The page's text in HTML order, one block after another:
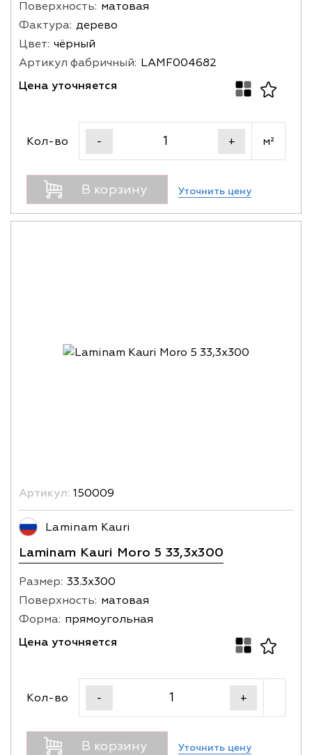
Поверхность: матовая
Фактура: дерево
Цвет: чёрный
Артикул фабричный: LAMF004682
Цена уточняется
Кол-во - + м²
В корзину Уточнить цену
Артикул: 150009
Laminam Kauri
Laminam Kauri Moro 5 33,3x300
Размер: 33.3х300
Поверхность: матовая
Форма: прямоугольная
Цена уточняется
Кол-во - +
В корзину Уточнить цену